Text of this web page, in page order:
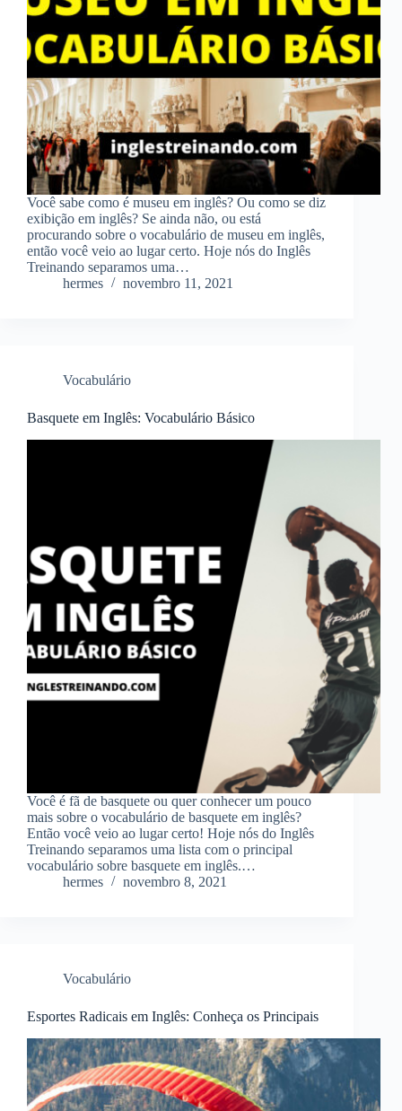
Você sabe como é museu em inglês? Ou como se diz
exibição em inglês? Se ainda não, ou está
procurando sobre o vocabulário de museu em inglês,
então você veio ao lugar certo. Hoje nós do Inglês
Treinando separamos uma…
hermes
novembro 11, 2021
Vocabulário
Basquete em Inglês: Vocabulário Básico
Você é fã de basquete ou quer conhecer um pouco
mais sobre o vocabulário de basquete em inglês?
Então você veio ao lugar certo! Hoje nós do Inglês
Treinando separamos uma lista com o principal
vocabulário sobre basquete em inglês.…
hermes
novembro 8, 2021
Vocabulário
Esportes Radicais em Inglês: Conheça os Principais